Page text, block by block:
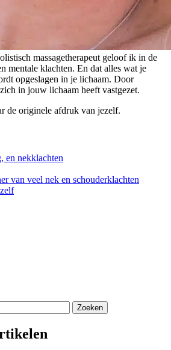
massagetherapeut geloof ik in de
mentale klachten. En dat alles wat je
opgeslagen in je lichaam. Door
in jouw lichaam heeft vastgezet.
de originele afdruk van jezelf.
en nekklachten
van veel nek en schouderklachten